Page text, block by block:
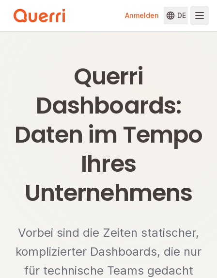
Anmelden DE
Querri
Dashboards:
Daten im Tempo
Ihres
Unternehmens
Vorbei sind die Zeiten statischer,
komplizierter Dashboards, die nur
für technische Teams gedacht